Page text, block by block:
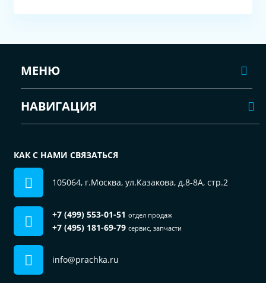
МЕНЮ
НАВИГАЦИЯ
КАК С НАМИ СВЯЗАТЬСЯ
105064, г.Москва, ул.Казакова, д.8-8А, стр.2
+7 (499) 553-01-51 отдел продаж
+7 (495) 181-69-79 сервис, запчасти
info@prachka.ru